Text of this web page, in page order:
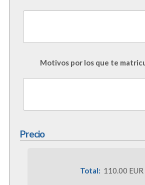
Motivos por los que te
Precio
Total: 110.00 EUR